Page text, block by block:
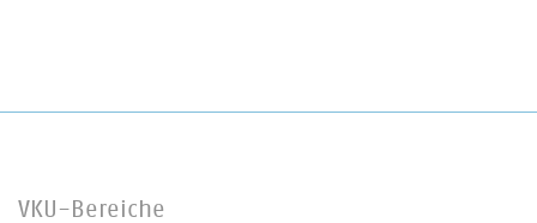
VKU-Bereiche